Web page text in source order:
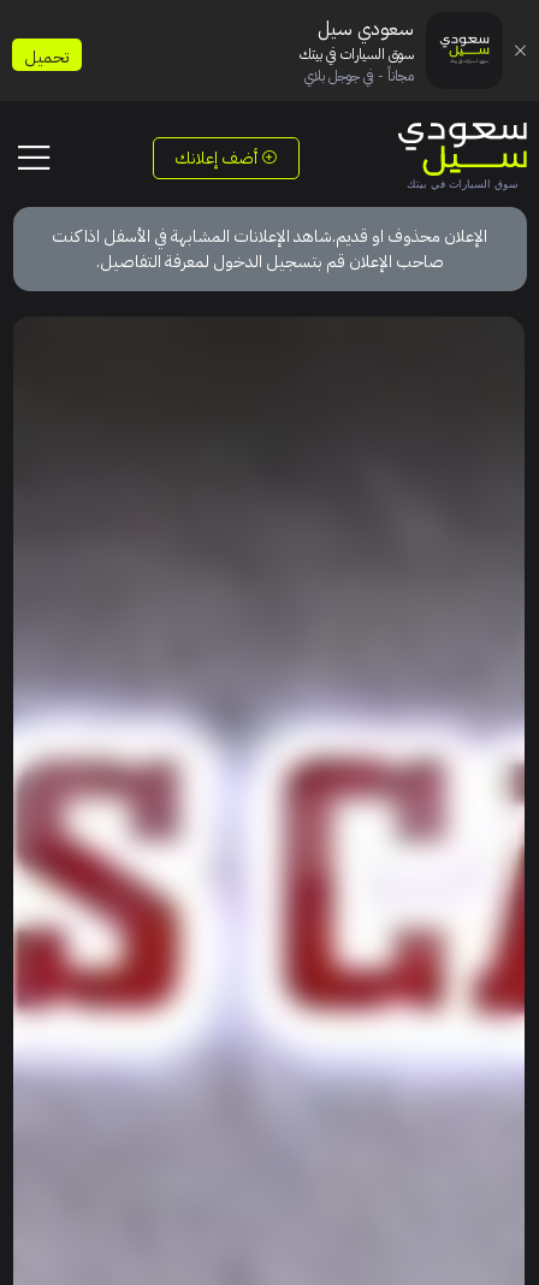
أضف إعلانك
الإعلان محذوف او قديم.شاهد الإعلانات المشابهة في الأسفل اذا كنت
صاحب الإعلان قم بتسجيل الدخول لمعرفة التفاصيل.
سعودي سيل
سوق السيارات في بيتك
مجاناً - في جوجل بلاي
تحميل